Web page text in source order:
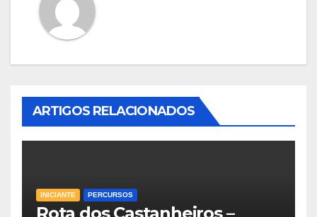
ARTIGOS RELACIONADOS
INICIANTE PERCURSOS